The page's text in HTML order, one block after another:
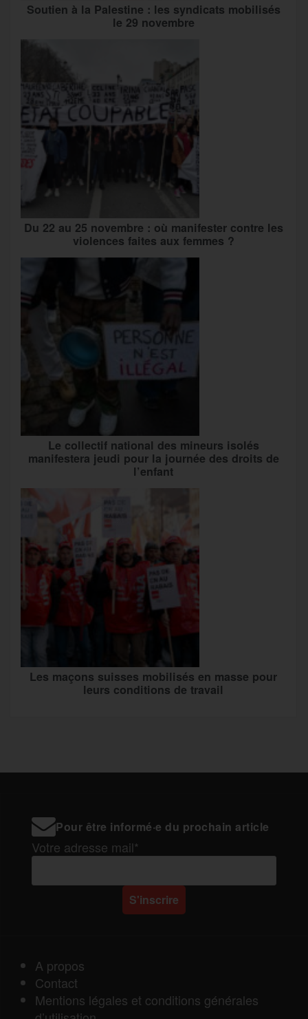
Soutien à la Palestine : les syndicats mobilisés
le 29 novembre
Du 22 au 25 novembre : où manifester contre les
violences faites aux femmes ?
Le collectif national des mineurs isolés
manifestera jeudi pour la journée des droits de
l’enfant
Les maçons suisses mobilisés en masse pour
leurs conditions de travail
Pour être informé·e du prochain article
Votre adresse mail*
A propos
Contact
Mentions légales et conditions générales